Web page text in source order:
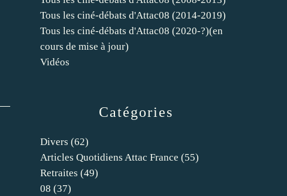
Catégories
Divers (62)
Articles Quotidiens Attac France (55)
Retraites (49)
08 (37)
Tous les ciné-débats d'Attac08 (2014-2019)
Tous les ciné-débats d'Attac08 (2020-?)(en
cours de mise à jour)
Vidéos